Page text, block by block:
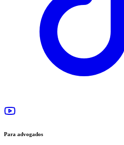
Para advogados